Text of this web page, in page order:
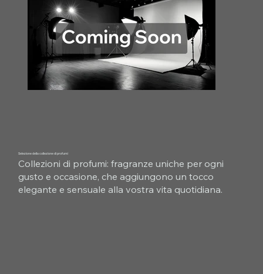
Selezione della collezione di profumi
Collezioni di profumi: fragranze uniche per ogni
gusto e occasione, che aggiungono un tocco
elegante e sensuale alla vostra vita quotidiana.